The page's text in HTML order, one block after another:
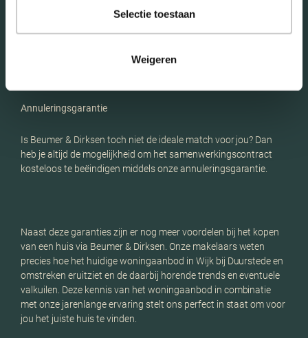
Selectie toestaan
Weigeren
deze manier loop je niet tegen onverwachte problemen aan. Zo
Annuleringsgarantie
Is Beumer & Dirksen toch niet de ideale match voor jou? Dan
heb je altijd de mogelijkheid om het samenwerkingscontract
kosteloos te beëindigen middels onze annuleringsgarantie.
Naast deze garanties zijn er nog meer voordelen bij het kopen
van een huis via Beumer & Dirksen. Onze makelaars weten
precies hoe het huidige woningaanbod in Wijk bij Duurstede en
omstreken eruitziet en de daarbij horende trends en eventuele
valkuilen. Deze kennis van het woningaanbod in combinatie
met onze jarenlange ervaring stelt ons perfect in staat om voor
jou het juiste huis te vinden.